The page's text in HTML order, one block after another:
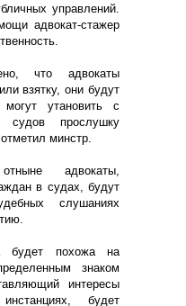
управлений.
адвокат-стажер
что адвокаты
взятку, они будут
утановить с
судов прослушку
минстр.
адвокаты,
в судах, будут
слушаниях
будет похожа на
знаком
интересы
будет